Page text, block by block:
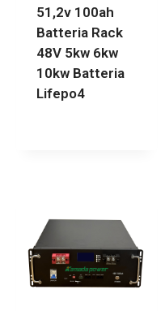
51,2v 100ah
Batteria Rack
48V 5kw 6kw
10kw Batteria
Lifepo4